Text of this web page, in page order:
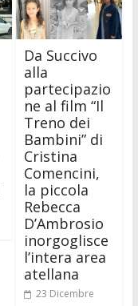
Da Succivo
alla
partecipazio
ne al film “Il
Treno dei
Bambini” di
Cristina
Comencini,
la piccola
Rebecca
D’Ambrosio
inorgoglisce
l’intera area
atellana
23 Dicembre